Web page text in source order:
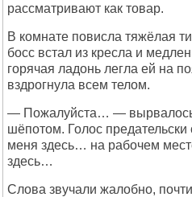
рассматривают как товар.
В комнате повисла тяжёлая
босс встал из кресла и
горячая ладонь легла ей на
вздрогнула всем телом.
— Пожалуйста… —
шёпотом. Голос
меня здесь… на рабочем
здесь…
Слова звучали жалобно,